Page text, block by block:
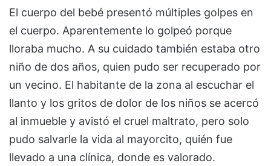
El cuerpo del bebé presentó múltiples golpes en
el cuerpo. Aparentemente lo golpeó porque
lloraba mucho. A su cuidado también estaba otro
niño de dos años, quien pudo ser recuperado por
un vecino. El habitante de la zona al escuchar el
llanto y los gritos de dolor de los niños se acercó
al inmueble y avistó el cruel maltrato, pero solo
pudo salvarle la vida al mayorcito, quién fue
llevado a una clínica, donde es valorado.